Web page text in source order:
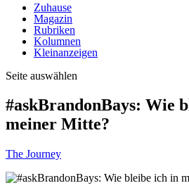
Zuhause
Magazin
Rubriken
Kolumnen
Kleinanzeigen
Seite auswählen
#askBrandonBays: Wie
meiner Mitte?
The Journey